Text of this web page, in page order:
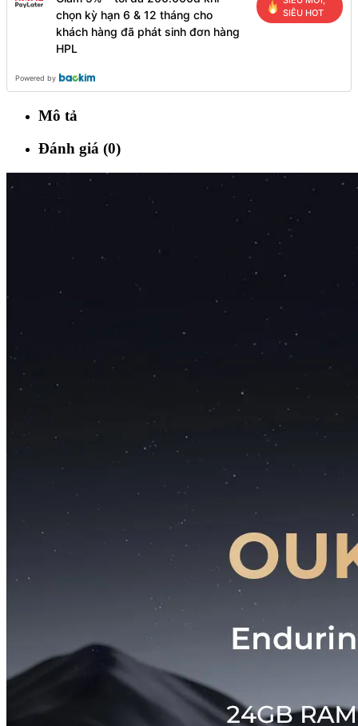
chọn kỳ hạn 6 & 12 tháng cho
khách hàng đã phát sinh đơn hàng
HPL
SIÊU HOT
Powered by
Mô tả
Đánh giá (0)